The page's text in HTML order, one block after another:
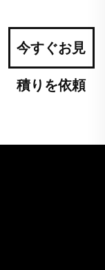
今すぐお見
積りを依頼